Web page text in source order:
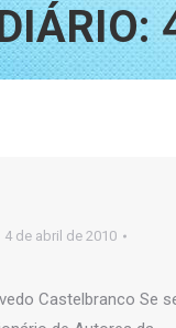
4 de abril de 2010
Castelbranco Se